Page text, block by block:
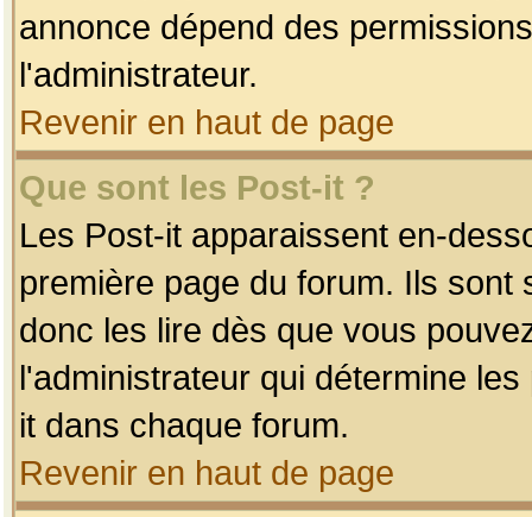
annonce dépend des
l'administrateur.
Revenir en haut de page
Que sont les Post-it ?
Les Post-it apparaissent en-
première page du forum. Ils
donc les lire dès que vous
l'administrateur qui détermine
it dans chaque forum.
Revenir en haut de page